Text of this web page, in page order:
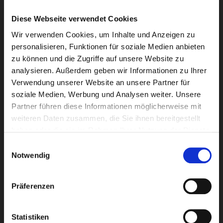
Diese Webseite verwendet Cookies
Wir verwenden Cookies, um Inhalte und Anzeigen zu
personalisieren, Funktionen für soziale Medien anbieten
zu können und die Zugriffe auf unsere Website zu
analysieren. Außerdem geben wir Informationen zu Ihrer
Verwendung unserer Website an unsere Partner für
soziale Medien, Werbung und Analysen weiter. Unsere
Partner führen diese Informationen möglicherweise mit
weiteren Daten zusammen, die Sie ihnen bereitgestellt
Notwendig
Präferenzen
Statistiken
Störung
0 - 24 UHR
Erdgas
09721931-200
Strom, Wasser, Wärme, Internet